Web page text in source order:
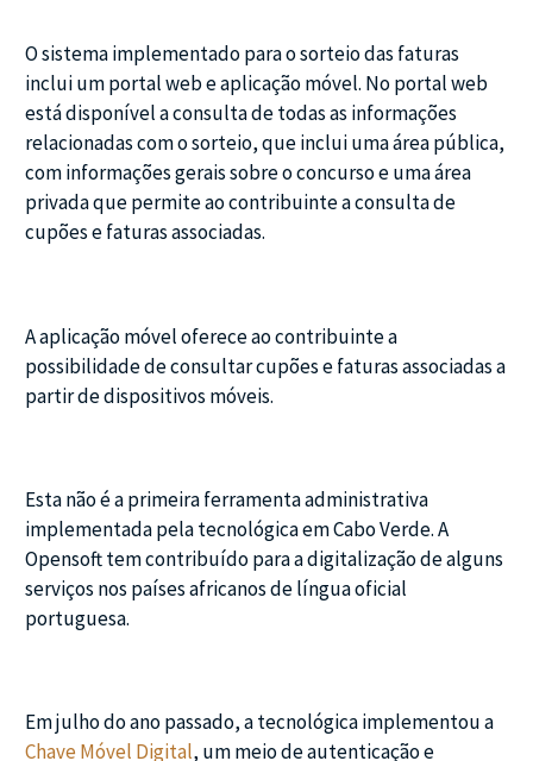
O sistema implementado para o sorteio das faturas
inclui um portal web e aplicação móvel. No portal web
está disponível a consulta de todas as informações
relacionadas com o sorteio, que inclui uma área pública,
com informações gerais sobre o concurso e uma área
privada que permite ao contribuinte a consulta de
cupões e faturas associadas.
A aplicação móvel oferece ao contribuinte a
possibilidade de consultar cupões e faturas associadas a
partir de dispositivos móveis.
Esta não é a primeira ferramenta administrativa
implementada pela tecnológica em Cabo Verde. A
Opensoft tem contribuído para a digitalização de alguns
serviços nos países africanos de língua oficial
portuguesa.
Em julho do ano passado, a tecnológica implementou a
Chave Móvel Digital, um meio de autenticação e